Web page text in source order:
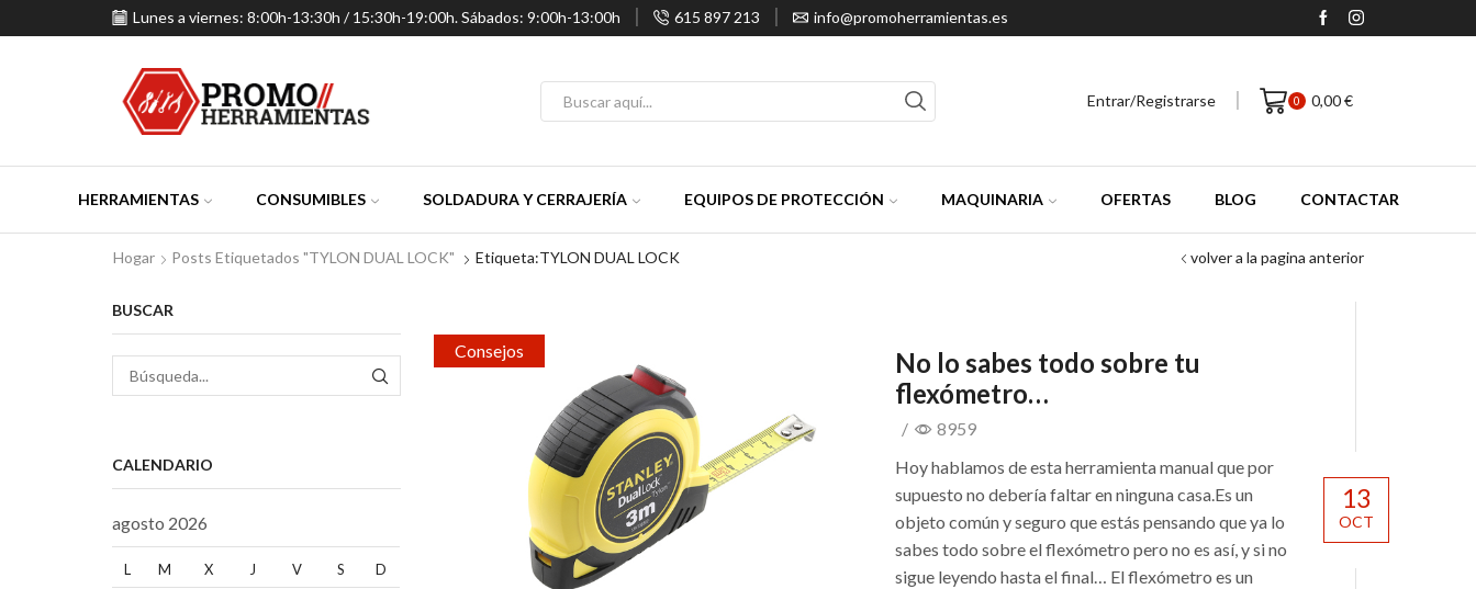
Lunes a viernes: 8:00h-13:30h / 15:30h-19:00h. Sábados: 9:00h-13:00h 615 897 213 info@promoherramientas.es
Entrar/Registrarse 0 0,00€
HERRAMIENTAS CONSUMIBLES SOLDADURA Y CERRAJERÍA EQUIPOS DE PROTECCIÓN MAQUINARIA OFERTAS BLOG CONTACTAR
volver a la pagina anterior
Hogar Posts Etiquetados "TYLON DUAL LOCK" Etiqueta:TYLON DUAL LOCK
Consejos
No lo sabes todo sobre tu
flexómetro…
/
8959
Hoy hablamos de esta herramienta manual que por
supuesto no debería faltar en ninguna casa.Es un
objeto común y seguro que estás pensando que ya lo
sabes todo sobre el flexómetro pero no es así, y si no
sigue leyendo hasta el final… El flexómetro es un
13
OCT
BUSCAR
BÚSQUEDA
CALENDARIO
agosto 2026
L M X J V S D